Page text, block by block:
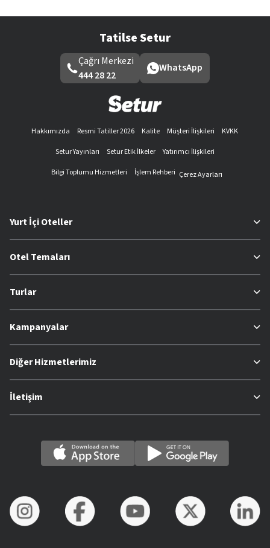
Tatilse Setur
Çağrı Merkezi
444 28 22
WhatsApp
Hakkımızda Resmi Tatiller 2026 Kalite Müşteri İlişkileri
KVKK
Setur Yayınları
Setur Etik İlkeler
Yatırımcı İlişkileri
Bilgi Toplumu Hizmetleri
İşlem Rehberi Çerez Ayarları
Yurt İçi Oteller
Otel Temaları
Turlar
Kampanyalar
Diğer Hizmetlerimiz
İletişim